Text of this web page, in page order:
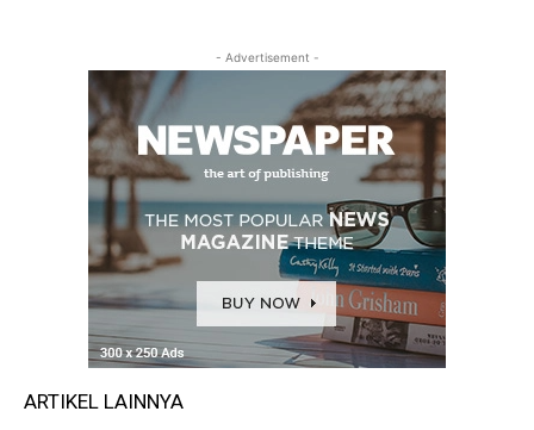
- Advertisement -
ARTIKEL LAINNYA